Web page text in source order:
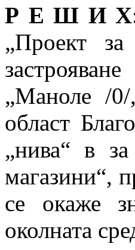
Р Е Ш И Х
„Проект
„Маноле /
област
„нива“ в
магазини“,
се окаже
околната